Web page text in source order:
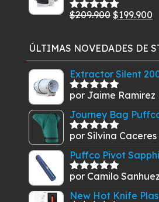
era:
$26.210.
Valorado
$209.900 El
original
era:
$209.900.
$199.900
ÚLTIMAS NOVEDADES DE
Extractor Silent
Valorado
por Jaime Ramirez
Journey Bag
Valorado
por Silvina Caceres
Puffco Pivot
Valorado
por Camilo
New Hot Knife